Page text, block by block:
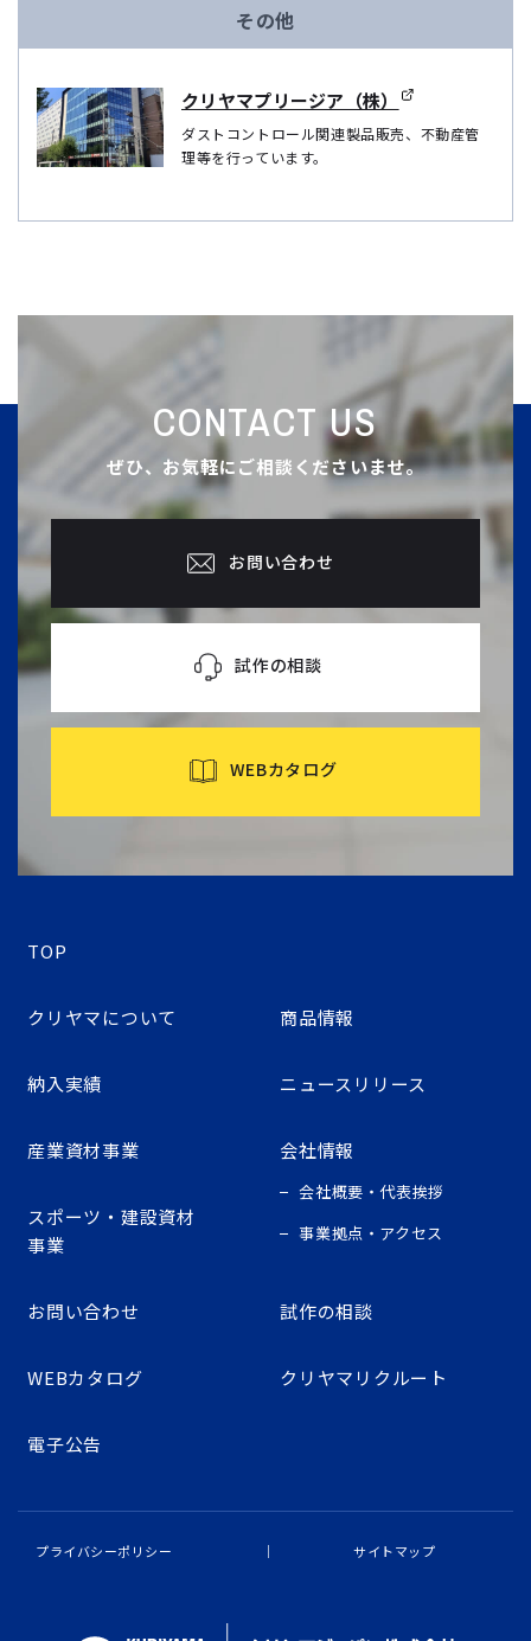
その他
クリヤマプリージア（株）
ダストコントロール関連製品販売、不動産管
理等を行っています。
CONTACT US
ぜひ、お気軽にご相談くださいませ。
お問い合わせ
試作の相談
WEBカタログ
TOP
クリヤマについて 商品情報
納入実績 ニュースリリース
産業資材事業
スポーツ・建設資材
事業
会社情報
会社概要・代表挨拶
事業拠点・アクセス
お問い合わせ 試作の相談
WEBカタログ クリヤマリクルート
電子公告
プライバシーポリシー サイトマップ